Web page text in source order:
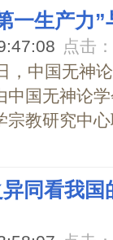
一生产力”
点击：
，中国无神
国无神论
教研究中
异同看我